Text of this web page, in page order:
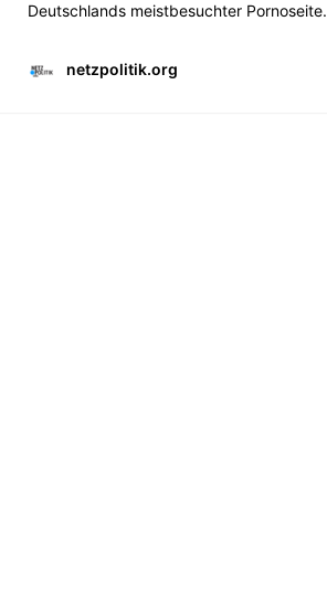
Deutschlands meistbesuchter Pornoseite.
netzpolitik.org